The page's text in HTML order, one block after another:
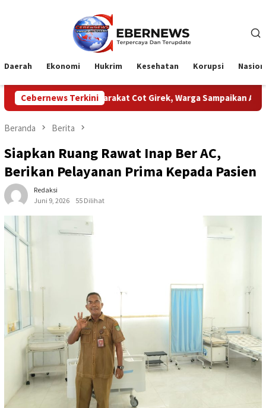
Daerah Ekonomi Hukrim Kesehatan Korupsi
Cebernews Terkini
Cot Girek, Warga Sampaikan Apresiasi HUT
Beranda Berita
Siapkan Ruang Rawat Inap Ber AC,
Berikan Pelayanan Prima Kepada Pasien
Redaksi
Juni 9, 2026
55 Dilihat